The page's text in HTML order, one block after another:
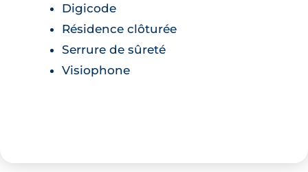
Digicode
Résidence clôturée
Serrure de sûreté
Visiophone